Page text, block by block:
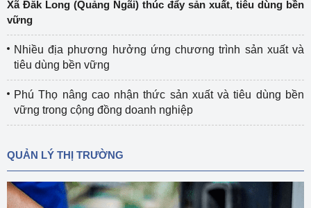
Xã Đắk Long (Quảng Ngãi) thúc đẩy sản xuất, tiêu dùng bền
vững
Nhiều địa phương hưởng ứng chương trình sản xuất và
tiêu dùng bền vững
Phú Thọ nâng cao nhận thức sản xuất và tiêu dùng bền
vững trong cộng đồng doanh nghiệp
QUẢN LÝ THỊ TRƯỜNG